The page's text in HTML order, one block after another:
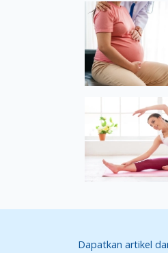
Dapatkan artikel